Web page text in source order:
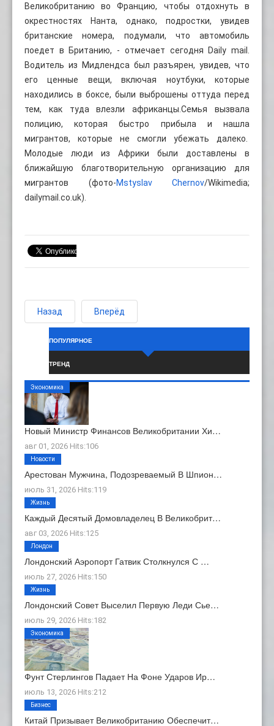
Великобританию во Францию, чтобы отдохнуть в
окрестностях Нанта, однако, подростки, увидев
британские номера, подумали, что автомобиль
поедет в Британию, - отмечает сегодня Daily mail.
Водитель из Мидлендса был разъярен, увидев, что
его ценные вещи, включая ноутбуки, которые
находились в боксе, были выброшены оттуда перед
тем, как туда влезли африканцы.Семья вызвала
полицию, которая быстро прибыла и нашла
мигрантов, которые не смогли убежать далеко.
Молодые люди из Африки были доставлены в
ближайшую благотворительную организацию для
мигрантов (фото-Mstyslav Chernov/Wikimedia;
dailymail.co.uk).
Назад Вперёд
ПОПУЛЯРНОЕ
ТРЕНД
Новый Министр Финансов Великобритании Хи…
авг 01, 2026 Hits:106
Экономика
Арестован Мужчина, Подозреваемый В Шпион…
июль 31, 2026 Hits:119
Новости
Каждый Десятый Домовладелец В Великобрит…
авг 03, 2026 Hits:125
Жизнь
Лондонский Аэропорт Гатвик Столкнулся С …
июль 27, 2026 Hits:150
Лондон
Лондонский Совет Выселил Первую Леди Сье…
июль 29, 2026 Hits:182
Жизнь
Фунт Стерлингов Падает На Фоне Ударов Ир…
июль 13, 2026 Hits:212
Экономика
Китай Призывает Великобританию Обеспечит…
Бизнес